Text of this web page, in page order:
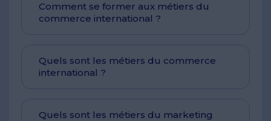
Comment se former aux métiers du
commerce international ?
Quels sont les métiers du commerce
international ?
Quels sont les métiers du marketing